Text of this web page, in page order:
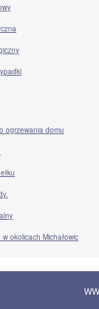
ogrzewania domu
okolicach Michałowic